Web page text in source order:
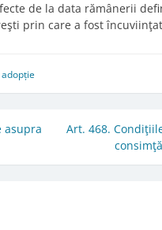
de la data rămânerii
prin care a fost
adopție
asupra
Art. 468.